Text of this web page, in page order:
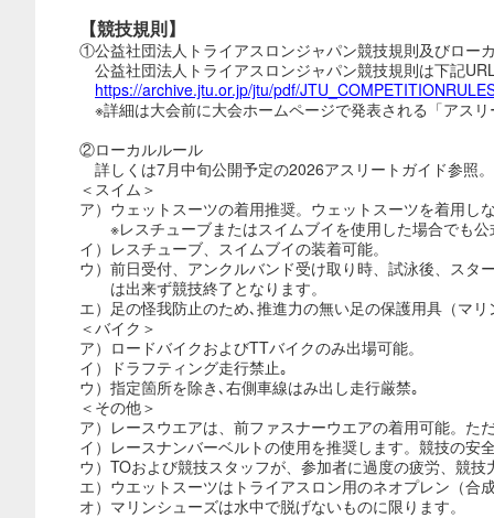
【競技規則】
①公益社団法人トライアスロンジャパン競技規則及びロー
公益社団法人トライアスロンジャパン競技規則は下記
https://archive.jtu.or.jp/jtu/pdf/
※詳細は大会前に大会ホームページで発表される「アス
②ローカルルール
詳しくは7月中旬公開予定の2026アスリートガイド参照。
＜スイム＞
ア）ウェットスーツの着用推奨。ウェットスーツを着用
※レスチューブまたはスイムブイを使用した場合でも
イ）レスチューブ、スイムブイの装着可能。
ウ）前日受付、アンクルバンド受け取り時、試泳後、ス
は出来ず競技終了となります。
エ）足の怪我防止のため､推進力の無い足の保護用具（マ
＜バイク＞
ア）ロードバイクおよびTTバイクのみ出場可能。
イ）ドラフティング走行禁止｡
ウ）指定箇所を除き､右側車線はみ出し走行厳禁｡
＜その他＞
ア）レースウエアは、前ファスナーウエアの着用可能。
イ）レースナンバーベルトの使用を推奨します。競技の安
ウ）TOおよび競技スタッフが、参加者に過度の疲労、競
エ）ウエットスーツはトライアスロン用のネオプレン（合
オ）マリンシューズは水中で脱げないものに限ります。